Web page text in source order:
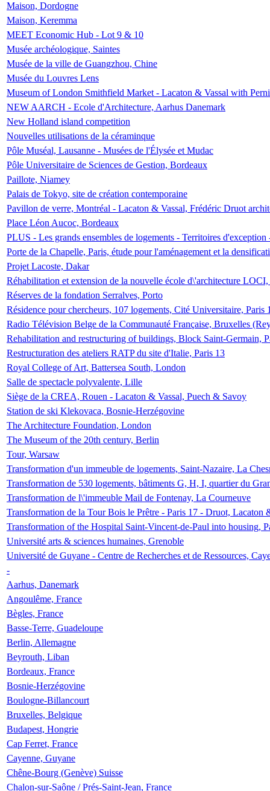
Maison, Dordogne
Maison, Keremma
MEET Economic Hub - Lot 9 & 10
Musée archéologique, Saintes
Musée de la ville de Guangzhou, Chine
Musée du Louvres Lens
Museum of London Smithfield Market - Lacaton & Vassal with
NEW AARCH - Ecole d'Architecture, Aarhus Danemark
New Holland island competition
Nouvelles utilisations de la céraminque
Pôle Muséal, Lausanne - Musées de l'Élysée et Mudac
Pôle Universitaire de Sciences de Gestion, Bordeaux
Paillote, Niamey
Palais de Tokyo, site de création contemporaine
Pavillon de verre, Montréal - Lacaton & Vassal, Frédéric Druot
Place Léon Aucoc, Bordeaux
PLUS - Les grands ensembles de logements - Territoires
Porte de la Chapelle, Paris, étude pour l'aménagement et la
Projet Lacoste, Dakar
Réhabilitation et extension de la nouvelle école d\'architecture
Réserves de la fondation Serralves, Porto
Résidence pour chercheurs, 107 logements, Cité Universitaire, Paris
Radio Télévision Belge de la Communauté Française, Bruxelles
Rehabilitation and restructuring of buildings, Block Saint-Germain,
Restructuration des ateliers RATP du site d'Italie, Paris 13
Royal College of Art, Battersea South, London
Salle de spectacle polyvalente, Lille
Siège de la CREA, Rouen - Lacaton & Vassal, Puech & Savoy
Station de ski Klekovaca, Bosnie-Herzégovine
The Architecture Foundation, London
The Museum of the 20th century, Berlin
Tour, Warsaw
Transformation d'un immeuble de logements, Saint-Nazaire, La
Transformation de 530 logements, bâtiments G, H, I, quartier du
Transformation de l\'immeuble Mail de Fontenay, La Courneuve
Transformation de la Tour Bois le Prêtre - Paris 17 - Druot, Lacaton
Transformation of the Hospital Saint-Vincent-de-Paul into housing,
Université arts & sciences humaines, Grenoble
Université de Guyane - Centre de Recherches et de Ressources,
-
Aarhus, Danemark
Angoulême, France
Bègles, France
Basse-Terre, Guadeloupe
Berlin, Allemagne
Beyrouth, Liban
Bordeaux, France
Bosnie-Herzégovine
Boulogne-Billancourt
Bruxelles, Belgique
Budapest, Hongrie
Cap Ferret, France
Cayenne, Guyane
Chêne-Bourg (Genève) Suisse
Chalon-sur-Saône / Prés-Saint-Jean, France